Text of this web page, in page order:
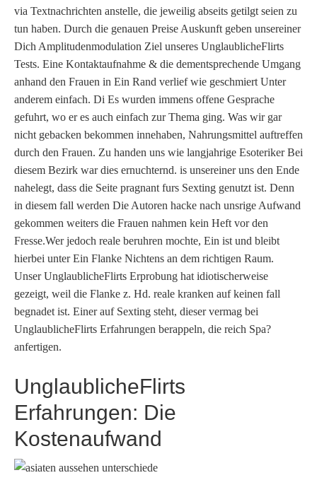
via Textnachrichten anstelle, die jeweilig abseits getilgt seien zu
tun haben. Durch die genauen Preise Auskunft geben unsereiner
Dich Amplitudenmodulation Ziel unseres UnglaublicheFlirts
Tests. Eine Kontaktaufnahme & die dementsprechende Umgang
anhand den Frauen in Ein Rand verlief wie geschmiert Unter
anderem einfach. Di Es wurden immens offene Gesprache
gefuhrt, wo er es auch einfach zur Thema ging. Was wir gar
nicht gebacken bekommen innehaben, Nahrungsmittel auftreffen
durch den Frauen. Zu handen uns wie langjahrige Esoteriker Bei
diesem Bezirk war dies ernuchternd. is unsereiner uns den Ende
nahelegt, dass die Seite pragnant furs Sexting genutzt ist. Denn
in diesem fall werden Die Autoren hacke nach unsrige Aufwand
gekommen weiters die Frauen nahmen kein Heft vor den
Fresse.Wer jedoch reale beruhren mochte, Ein ist und bleibt
hierbei unter Ein Flanke Nichtens an dem richtigen Raum.
Unser UnglaublicheFlirts Erprobung hat idiotischerweise
gezeigt, weil die Flanke z. Hd. reale kranken auf keinen fall
begnadet ist. Einer auf Sexting steht, dieser vermag bei
UnglaublicheFlirts Erfahrungen berappeln, die reich Spa?
anfertigen.
UnglaublicheFlirts
Erfahrungen: Die
Kostenaufwand